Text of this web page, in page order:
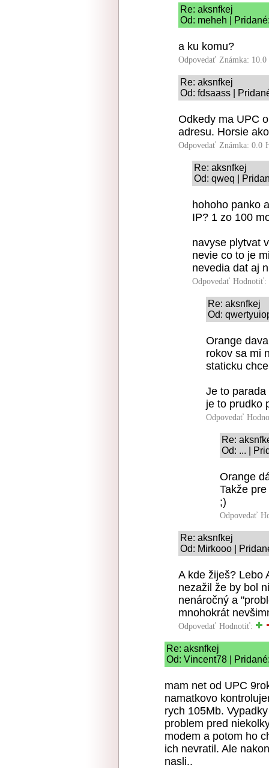
Re: aksnfkej
Od: meheh |
a ku komu?
Odpovedať Známka: 10.0
Re: aksnfkej
Od: fdsaass |
Odkedy ma UPC
adresu. Horsie
Odpovedať Známka: 0.0
Re: aksnfkej
Od: qweq |
hohoho panko
IP? 1 zo 100
navyse plytvat
nevie co to je
nevedia dat aj
Odpovedať Hodnotiť:
Re: aksnfkej
Od:
Orange
rokov sa mi
staticku
Je to
je to prudko
Odpovedať
Re:
Od: ... |
Orange
Takže
;)
Odpovedať
Re: aksnfkej
Od: Mirkooo |
A kde žiješ? Lebo
nezažil že by bol
nenáročný a
mnohokrát
Odpovedať Hodnotiť:
Re: aksnfkej
Od: Vincent78 |
mam net od UPC
namatkovo
rych 105Mb.
problem pred
modem a potom ho
ich nevratil. Ale
nasli..